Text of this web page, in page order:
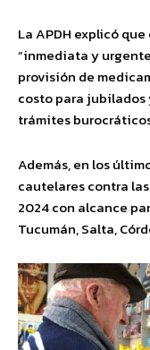
La APDH explicó
“inmediata y
provisión de
costo para jubilados
trámites
Además, en los
cautelares contra
2024 con alcance
Tucumán, Salta,